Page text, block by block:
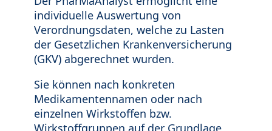
individuelle Auswertung von
Verordnungsdaten, welche zu Lasten
der Gesetzlichen Krankenversicherung
(GKV) abgerechnet wurden.
Sie können nach konkreten
Medikamentennamen oder nach
einzelnen Wirkstoffen bzw.
Wirkstoffgruppen auf der Grundlage